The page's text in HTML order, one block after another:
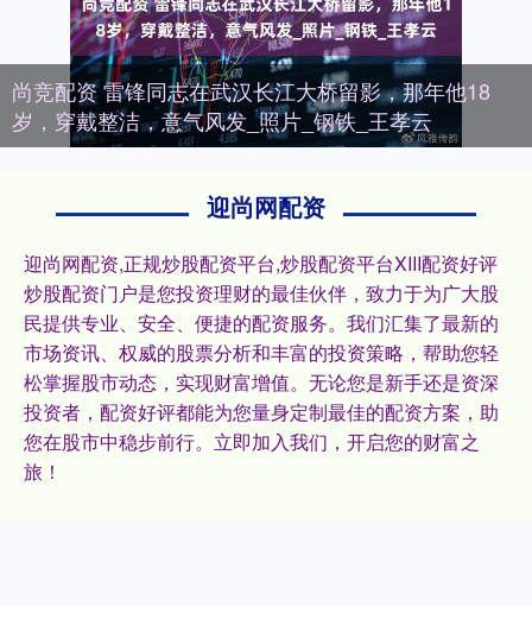
尚竞配资 雷锋同志在武汉长江大桥留影，那年他18
岁，穿戴整洁，意气风发_照片_钢铁_王孝云
迎尚网配资
迎尚网配资,正规炒股配资平台,炒股配资平台XIII‌配资好评
炒股配资门户是您投资理财的最佳伙伴，致力于为广大股
民提供专业、安全、便捷的配资服务。我们汇集了最新的
市场资讯、权威的股票分析和丰富的投资策略，帮助您轻
松掌握股市动态，实现财富增值。无论您是新手还是资深
投资者，配资好评都能为您量身定制最佳的配资方案，助
您在股市中稳步前行。立即加入我们，开启您的财富之
旅！